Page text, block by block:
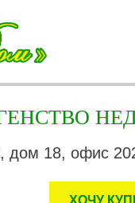
дом 18, офис
ХОЧУ